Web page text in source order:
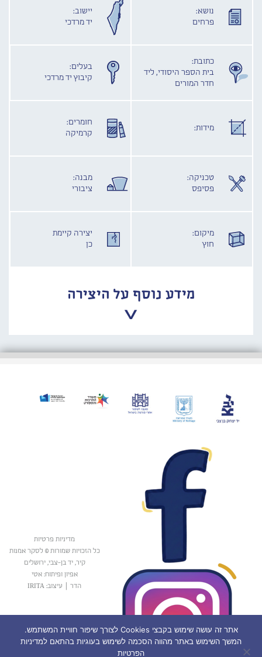
נושא:
פרחים
יישוב:
יד מרדכי
כתובת:
בית הספר היסודי, ליד
חדר המורים
בעלים:
קיבוץ יד מרדכי
מידות:
חומרים:
קרמיקה
טכניקה:
פסיפס
מבנה:
ציבורי
מיקום:
חוץ
יצירה קיימת
כן
מידע נוסף על היצירה
מדיניות פרטיות
כל הזכויות שמורות © לסקר אמנות
קיר, יד בן-צבי, ירושלים
אפיון ופיתוח: אטי
הדר
עיצוב: IRITA
אתר זה עושה שימוש בקבצי Cookies לצורך שיפור חוויית המשתמש.
המשך השימוש באתר מהווה הסכמה לשימוש בעוגיות בהתאם למדיניות
הפרטיות